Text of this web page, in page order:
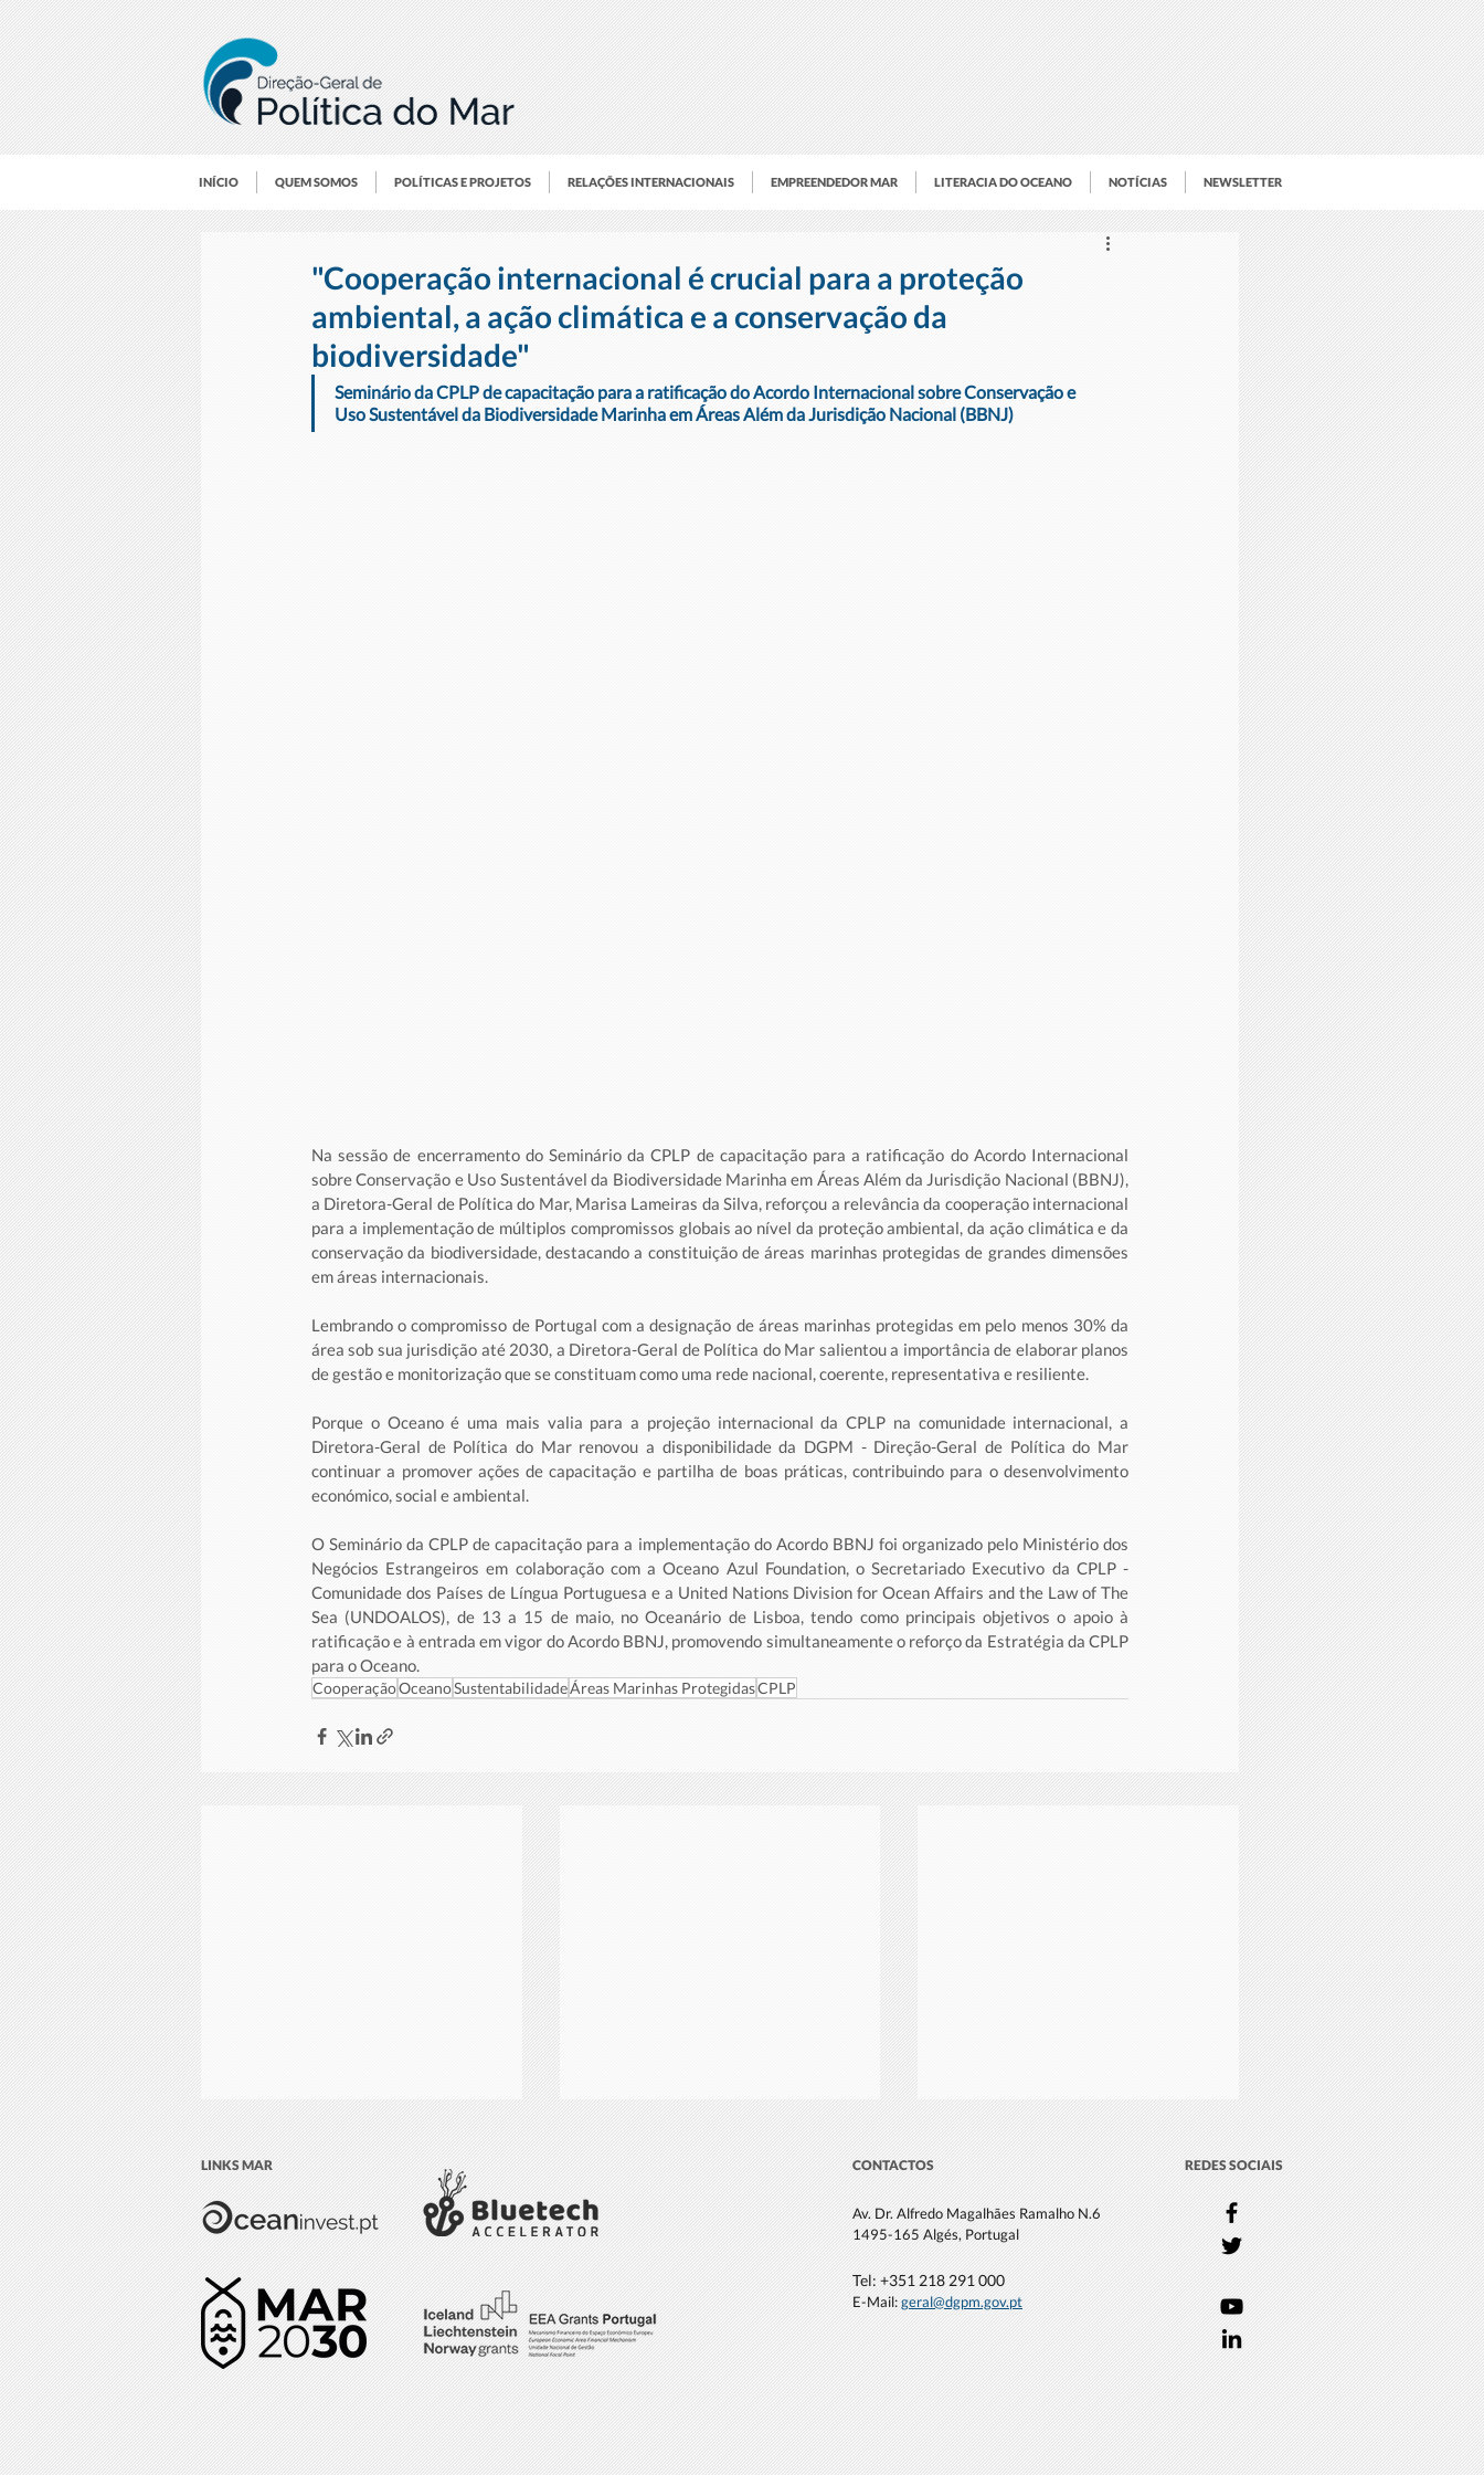
INÍCIO QUEM SOMOS POLÍTICAS E PROJETOS RELAÇÕES INTERNACIONAIS EMPREENDEDOR MAR LITERACIA DO OCEANO NOTÍCIAS NEWSLETTER
"Cooperação internacional é crucial para a proteção
ambiental, a ação climática e a conservação da
biodiversidade"
Seminário da CPLP de capacitação para a ratificação do Acordo Internacional sobre Conservação e
Uso Sustentável da Biodiversidade Marinha em Áreas Além da Jurisdição Nacional (BBNJ)
Na sessão de encerramento do Seminário da CPLP de capacitação para a ratificação do Acordo Internacional
sobre Conservação e Uso Sustentável da Biodiversidade Marinha em Áreas Além da Jurisdição Nacional (BBNJ),
a Diretora-Geral de Política do Mar, Marisa Lameiras da Silva, reforçou a relevância da cooperação internacional
para a implementação de múltiplos compromissos globais ao nível da proteção ambiental, da ação climática e da
conservação da biodiversidade, destacando a constituição de áreas marinhas protegidas de grandes dimensões
em áreas internacionais.
Lembrando o compromisso de Portugal com a designação de áreas marinhas protegidas em pelo menos 30% da
área sob sua jurisdição até 2030, a Diretora-Geral de Política do Mar salientou a importância de elaborar planos
de gestão e monitorização que se constituam como uma rede nacional, coerente, representativa e resiliente.
Porque o Oceano é uma mais valia para a projeção internacional da CPLP na comunidade internacional, a
Diretora-Geral de Política do Mar renovou a disponibilidade da DGPM - Direção-Geral de Política do Mar
continuar a promover ações de capacitação e partilha de boas práticas, contribuindo para o desenvolvimento
económico, social e ambiental.
O Seminário da CPLP de capacitação para a implementação do Acordo BBNJ foi organizado pelo Ministério dos
Negócios Estrangeiros em colaboração com a Oceano Azul Foundation, o Secretariado Executivo da CPLP -
Comunidade dos Países de Língua Portuguesa e a United Nations Division for Ocean Affairs and the Law of The
Sea (UNDOALOS), de 13 a 15 de maio, no Oceanário de Lisboa, tendo como principais objetivos o apoio à
ratificação e à entrada em vigor do Acordo BBNJ, promovendo simultaneamente o reforço da Estratégia da CPLP
para o Oceano.
CooperaçãoOceanoSustentabilidadeÁreas Marinhas ProtegidasCPLP
Direção-Geral de Política do
Mar promove o Oceano na
COP30
Seminário: “A informação do
meio marinho e a ciência ao
LINKS MAR CONTACTOS
Av. Dr. Alfredo Magalhães Ramalho N.6
1495-165 Algés, Portugal
Tel: +351 218 291 000
E-Mail:geral@dgpm.gov.pt
REDES SOCIAIS